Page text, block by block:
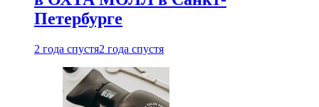
Петербурге
2 года спустя2 года спустя